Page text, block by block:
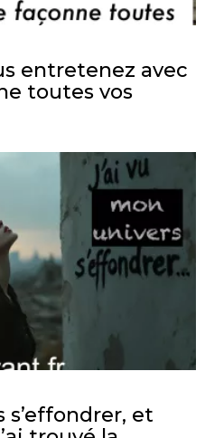
entretenez avec
toutes vos
s’effondrer, et